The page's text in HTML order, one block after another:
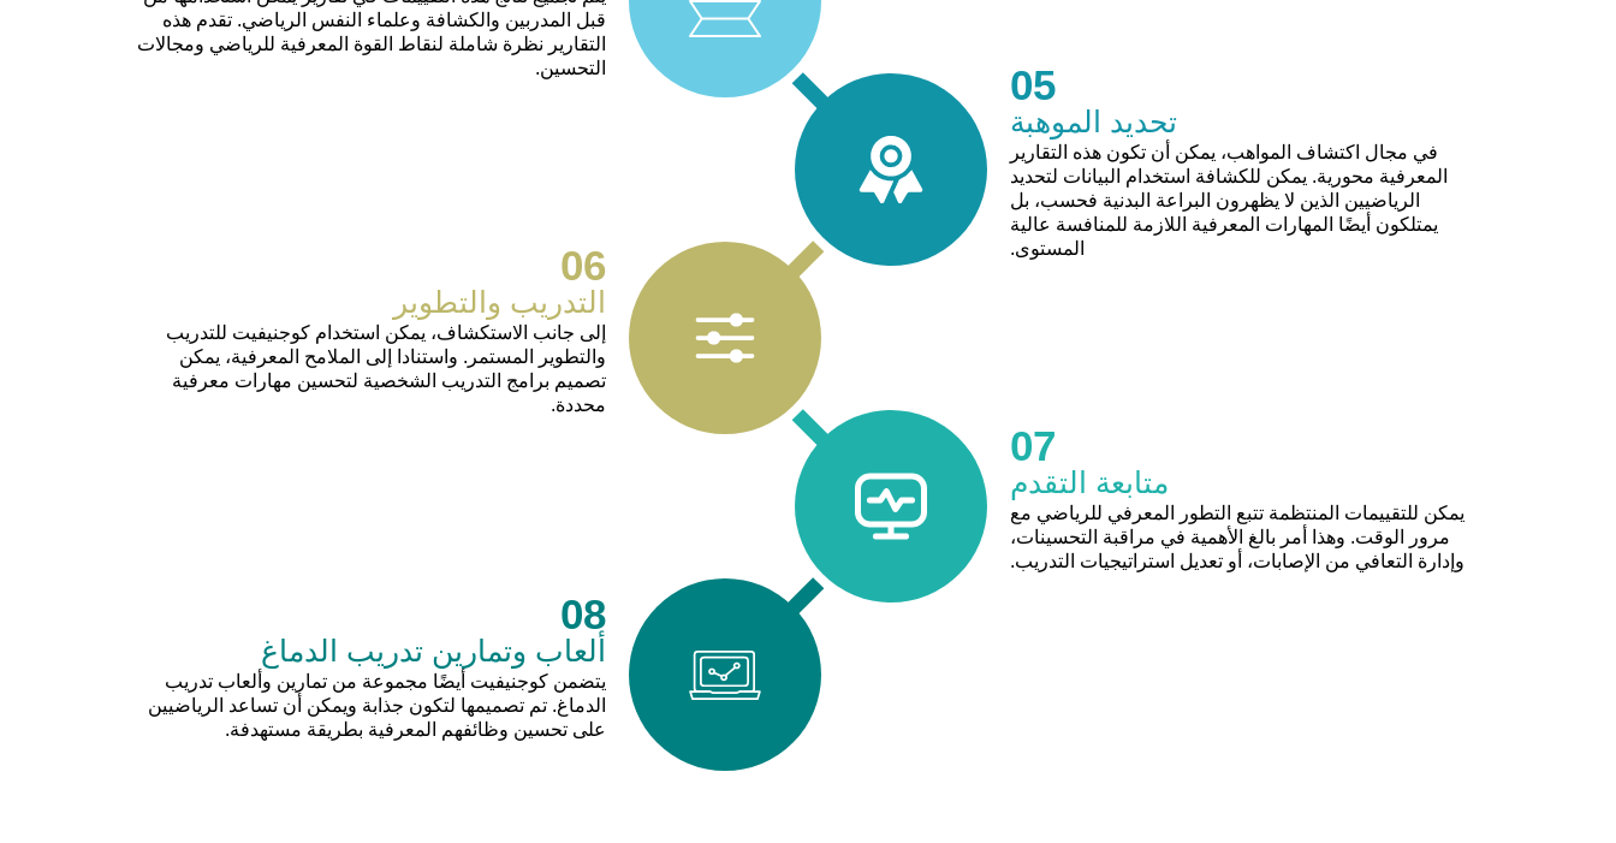
قبل المدربين والكشافة وعلماء النفس الرياضي. تقدم هذه
التقارير نظرة شاملة لنقاط القوة المعرفية للرياضي ومجالات
التحسين.
05
تحديد الموهبة
في مجال اكتشاف المواهب، يمكن أن تكون هذه التقارير
المعرفية محورية. يمكن للكشافة استخدام البيانات لتحديد
الرياضيين الذين لا يظهرون البراعة البدنية فحسب، بل
يمتلكون أيضًا المهارات المعرفية اللازمة للمنافسة عالية
المستوى.
06
التدريب والتطوير
إلى جانب الاستكشاف، يمكن استخدام كوجنيفيت للتدريب
والتطوير المستمر. واستنادا إلى الملامح المعرفية، يمكن
تصميم برامج التدريب الشخصية لتحسين مهارات معرفية
محددة.
07
متابعة التقدم
يمكن للتقييمات المنتظمة تتبع التطور المعرفي للرياضي مع
مرور الوقت. وهذا أمر بالغ الأهمية في مراقبة التحسينات،
وإدارة التعافي من الإصابات، أو تعديل استراتيجيات التدريب.
08
ألعاب وتمارين تدريب الدماغ
يتضمن كوجنيفيت أيضًا مجموعة من تمارين وألعاب تدريب
الدماغ. تم تصميمها لتكون جذابة ويمكن أن تساعد الرياضيين
على تحسين وظائفهم المعرفية بطريقة مستهدفة.